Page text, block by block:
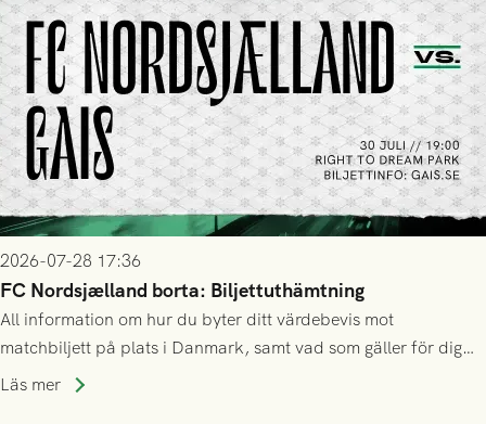
2026-07-28 17:36
FC Nordsjælland borta: Biljettuthämtning
All information om hur du byter ditt värdebevis mot
matchbiljett på plats i Danmark, samt vad som gäller för dig
som står på reservlista eller fått förhinder.
Läs mer